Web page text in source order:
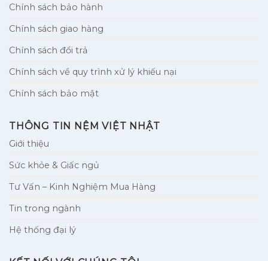
Chính sách bảo hành
Chính sách giao hàng
Chính sách đổi trả
Chính sách về quy trình xử lý khiếu nại
Chính sách bảo mật
THÔNG TIN NỆM VIỆT NHẬT
Giới thiệu
Sức khỏe & Giấc ngủ
Tư Vấn – Kinh Nghiệm Mua Hàng
Tin trong ngành
Hệ thống đại lý